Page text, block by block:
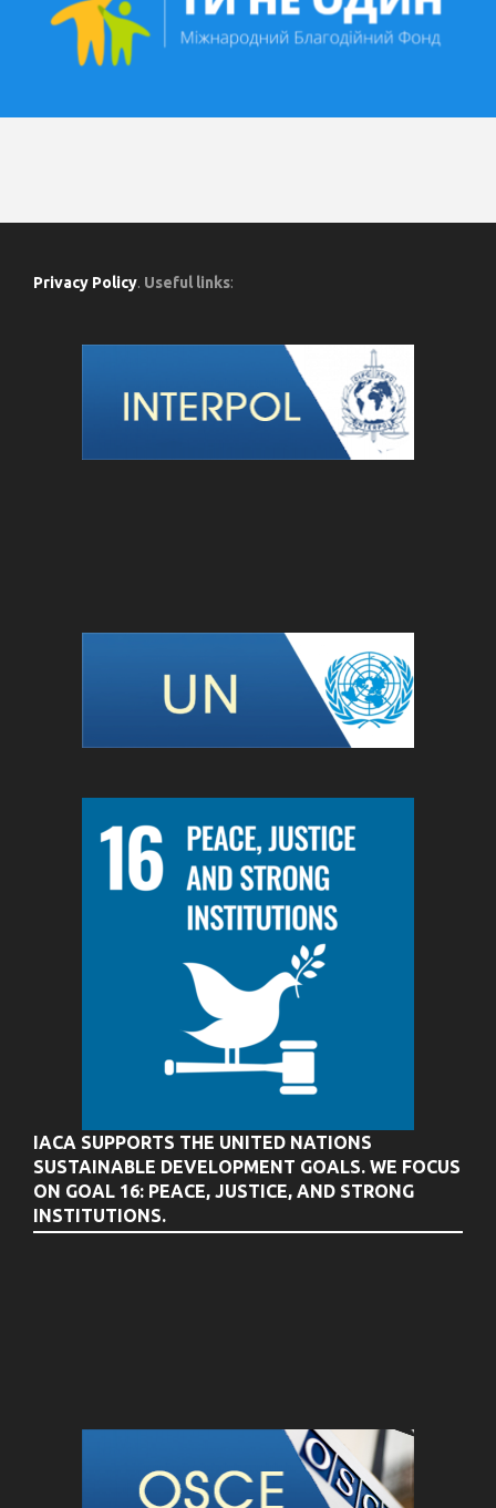
Privacy Policy. Useful links:
IACA SUPPORTS THE UNITED NATIONS
SUSTAINABLE DEVELOPMENT GOALS. WE FOCUS
ON GOAL 16: PEACE, JUSTICE, AND STRONG
INSTITUTIONS.